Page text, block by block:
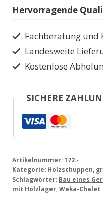
Wekaline172
Menge
Hervorragende
Fachberatung und
Landesweite
Kostenlose
SICHERE
Artikelnummer:172.-
Kategorie: Holzschuppen,
Schlagwörter: Bau eines
mit Holzlager Weka-Chalet